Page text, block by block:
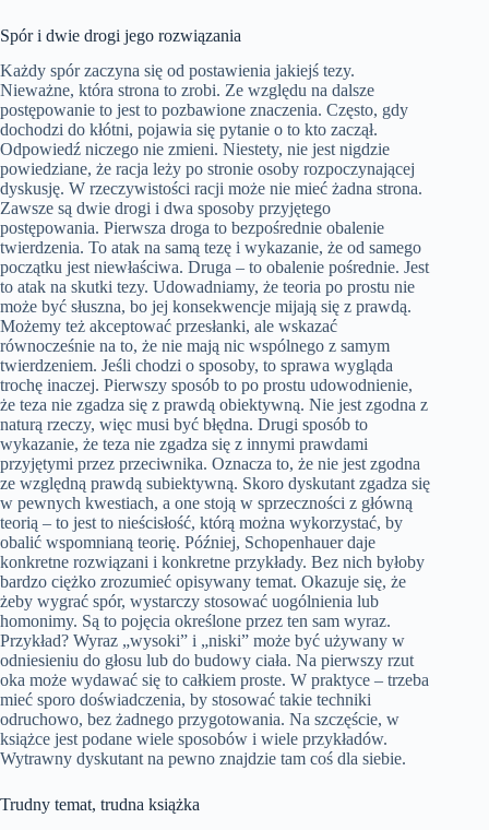
Spór i dwie drogi jego rozwiązania
Każdy spór zaczyna się od postawienia jakiejś tezy.
Nieważne, która strona to zrobi. Ze względu na dalsze
postępowanie to jest to pozbawione znaczenia. Często, gdy
dochodzi do kłótni, pojawia się pytanie o to kto zaczął.
Odpowiedź niczego nie zmieni. Niestety, nie jest nigdzie
powiedziane, że racja leży po stronie osoby rozpoczynającej
dyskusję. W rzeczywistości racji może nie mieć żadna strona.
Zawsze są dwie drogi i dwa sposoby przyjętego
postępowania. Pierwsza droga to bezpośrednie obalenie
twierdzenia. To atak na samą tezę i wykazanie, że od samego
początku jest niewłaściwa. Druga – to obalenie pośrednie. Jest
to atak na skutki tezy. Udowadniamy, że teoria po prostu nie
może być słuszna, bo jej konsekwencje mijają się z prawdą.
Możemy też akceptować przesłanki, ale wskazać
równocześnie na to, że nie mają nic wspólnego z samym
twierdzeniem. Jeśli chodzi o sposoby, to sprawa wygląda
trochę inaczej. Pierwszy sposób to po prostu udowodnienie,
że teza nie zgadza się z prawdą obiektywną. Nie jest zgodna z
naturą rzeczy, więc musi być błędna. Drugi sposób to
wykazanie, że teza nie zgadza się z innymi prawdami
przyjętymi przez przeciwnika. Oznacza to, że nie jest zgodna
ze względną prawdą subiektywną. Skoro dyskutant zgadza się
w pewnych kwestiach, a one stoją w sprzeczności z główną
teorią – to jest to nieścisłość, którą można wykorzystać, by
obalić wspomnianą teorię. Później, Schopenhauer daje
konkretne rozwiązani i konkretne przykłady. Bez nich byłoby
bardzo ciężko zrozumieć opisywany temat. Okazuje się, że
żeby wygrać spór, wystarczy stosować uogólnienia lub
homonimy. Są to pojęcia określone przez ten sam wyraz.
Przykład? Wyraz „wysoki” i „niski” może być używany w
odniesieniu do głosu lub do budowy ciała. Na pierwszy rzut
oka może wydawać się to całkiem proste. W praktyce – trzeba
mieć sporo doświadczenia, by stosować takie techniki
odruchowo, bez żadnego przygotowania. Na szczęście, w
książce jest podane wiele sposobów i wiele przykładów.
Wytrawny dyskutant na pewno znajdzie tam coś dla siebie.
Trudny temat, trudna książka